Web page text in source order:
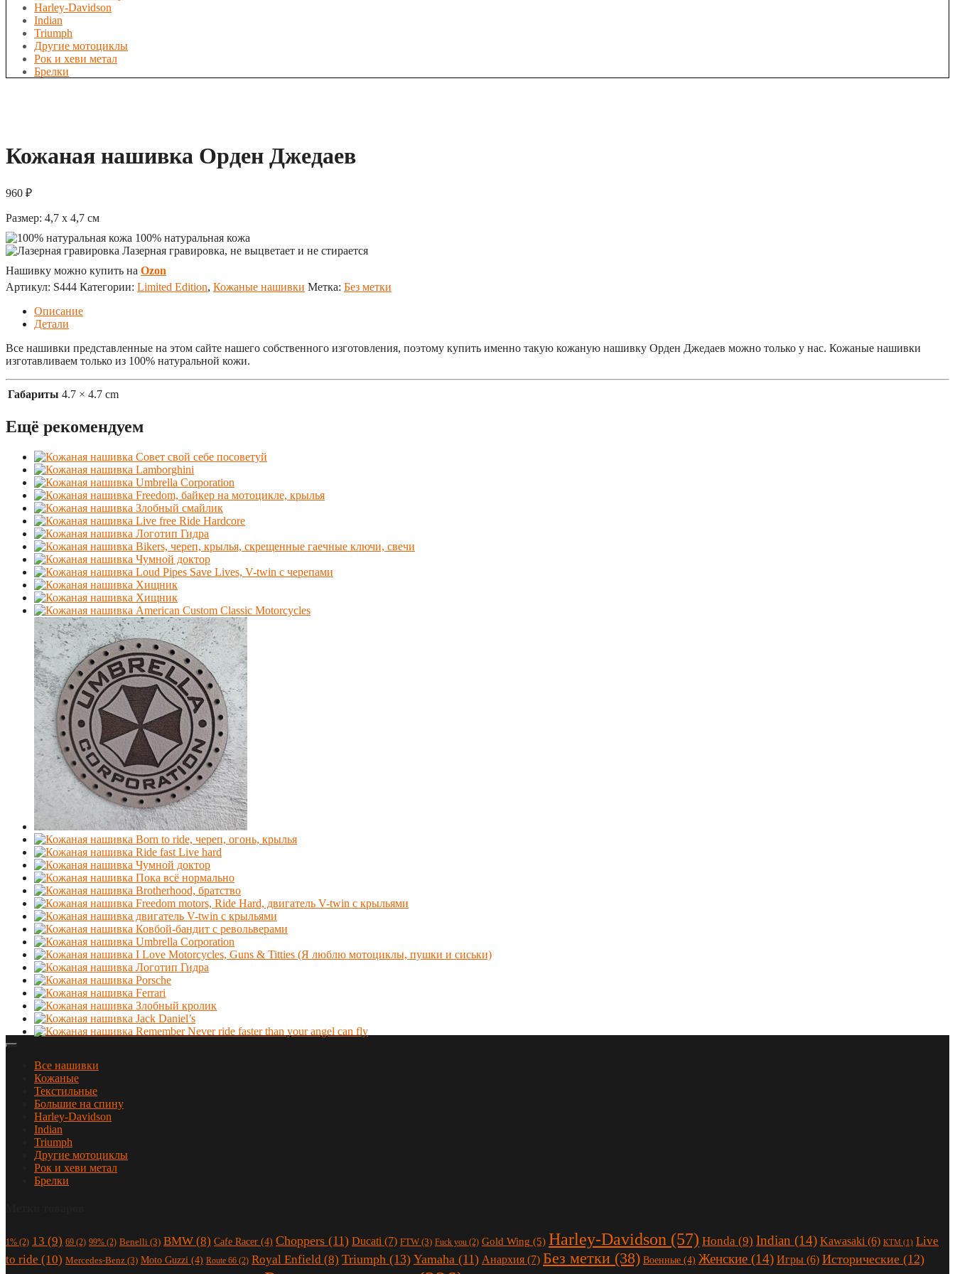
Harley-Davidson
Indian
Triumph
Другие мотоциклы
Рок и хеви метал
Брелки
Кожаная нашивка Орден Джедаев
960 ₽
Размер: 4,7 x 4,7 см
100% натуральная кожа
Лазерная гравировка, не выцветает и не стирается
Нашивку можно купить на Ozon
Артикул: S444 Категории: Limited Edition, Кожаные нашивки Метка: Без метки
Описание
Детали
Все нашивки представленные на этом сайте нашего собственного изготовления, поэтому купить именно такую кожаную нашивку Орден Джедаев можно только у нас. Кожаные нашивки
изготавливаем только из 100% натуральной кожи.
Габариты 4.7 × 4.7 cm
Ещё рекомендуем
Все нашивки
Кожаные
Текстильные
Большие на спину
Harley-Davidson
Indian
Triumph
Другие мотоциклы
Рок и хеви метал
Брелки
1% (2) 13 (9) 69 (2) 99% (2) Benelli (3) BMW (8) Cafe Racer (4) Choppers (11) Ducati (7) FTW (3) Fuck you (2) Gold Wing (5) Harley-Davidson (57) Honda (9) Indian (14) Kawasaki (6) KTM (1) Live
to ride (10) Mercedes-Benz (3) Moto Guzzi (4) Route 66 (2) Royal Enfield (8) Triumph (13) Yamaha (11) Анархия (7) Без метки (38) Военные (4) Женские (14) Игры (6) Исторические (12)